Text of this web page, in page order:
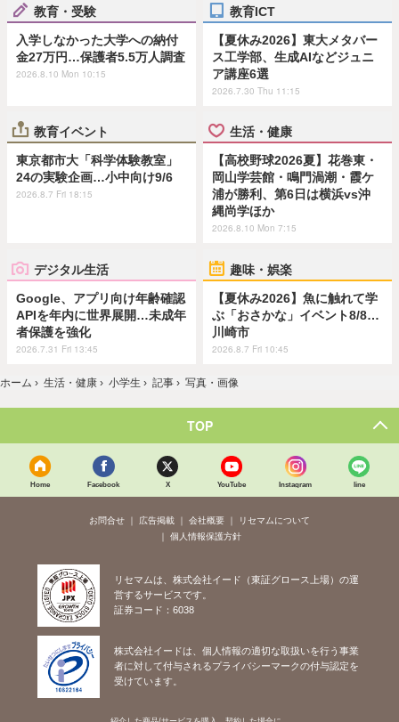
教育・受験
入学しなかった大学への納付
金27万円…保護者5.5万人調査
2026.8.10 Mon 10:15
教育ICT
【夏休み2026】東大メタバー
ス工学部、生成AIなどジュニ
ア講座6選
2026.7.30 Thu 11:15
教育イベント
東京都市大「科学体験教室」
24の実験企画…小中向け9/6
2026.8.7 Fri 18:15
生活・健康
【高校野球2026夏】花巻東・
岡山学芸館・鳴門渦潮・霞ケ
浦が勝利、第6日は横浜vs沖
縄尚学ほか
2026.8.10 Mon 7:15
デジタル生活
Google、アプリ向け年齢確認
APIを年内に世界展開…未成年
者保護を強化
2026.7.31 Fri 13:45
趣味・娯楽
【夏休み2026】魚に触れて学
ぶ「おさかな」イベント8/8…
川崎市
2026.8.7 Fri 10:45
ホーム › 生活・健康 › 小学生 › 記事 › 写真・画像
TOP
Home Facebook X YouTube Instagram line
お問合せ 広告掲載 会社概要
リセマムについて
個人情報保護方針
リセマムは、株式会社イード（東証グロース上場）の運
営するサービスです。
証券コード：6038
株式会社イードは、個人情報の適切な取扱いを行う事業
者に対して付与されるプライバシーマークの付与認定を
受けています。